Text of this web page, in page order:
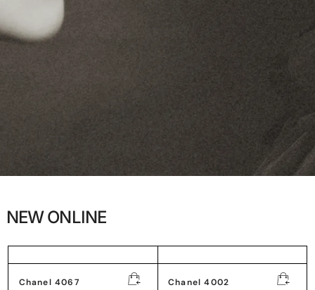
NEW ONLINE
Chanel 4067 Chanel 4002